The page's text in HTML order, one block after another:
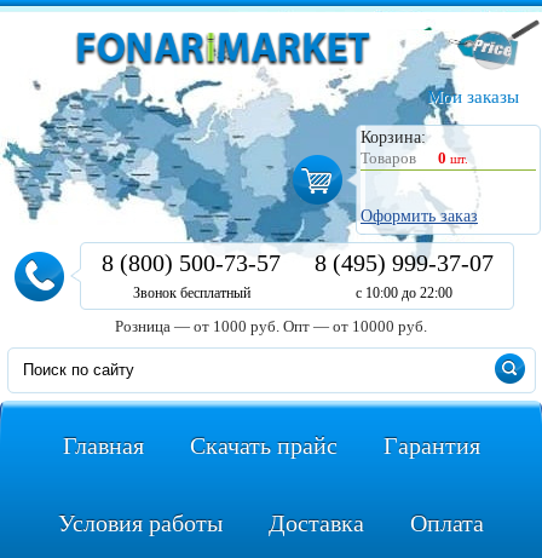
Мои заказы
Корзина:
Товаров
0 шт.
Оформить заказ
8 (800) 500-73-57
Звонок бесплатный
8 (495) 999-37-07
с 10:00 до 22:00
Розница — от 1000 руб. Опт — от 10000 руб.
Главная Скачать прайс Гарантия
Условия работы Доставка Оплата